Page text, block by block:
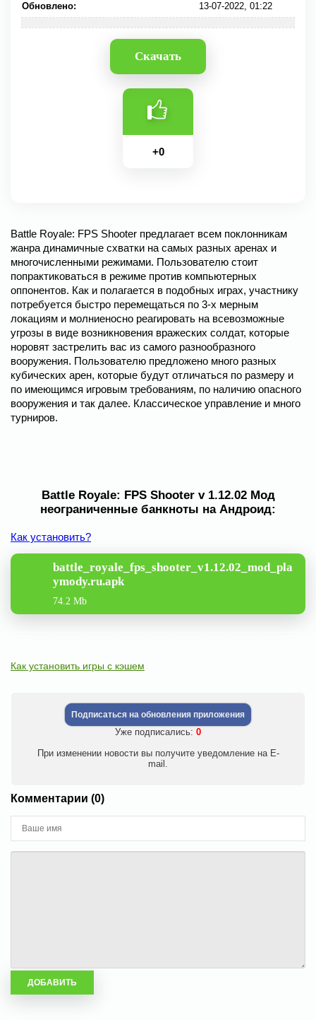
Обновлено: 13-07-2022, 01:22
Скачать
+0
Battle Royale: FPS Shooter предлагает всем поклонникам
жанра динамичные схватки на самых разных аренах и
многочисленными режимами. Пользователю стоит
попрактиковаться в режиме против компьютерных
оппонентов. Как и полагается в подобных играх, участнику
потребуется быстро перемещаться по 3-х мерным
локациям и молниеносно реагировать на всевозможные
угрозы в виде возникновения вражеских солдат, которые
норовят застрелить вас из самого разнообразного
вооружения. Пользователю предложено много разных
кубических арен, которые будут отличаться по размеру и
по имеющимся игровым требованиям, по наличию опасного
вооружения и так далее. Классическое управление и много
турниров.
Battle Royale: FPS Shooter v 1.12.02 Мод
неограниченные банкноты на Андроид:
Как установить?
battle_royale_fps_shooter_v1.12.02_mod_pla
ymody.ru.apk
74.2 Mb
Как установить игры с кэшем
Подписаться на обновления приложения
Уже подписались: 0
При изменении новости вы получите уведомление на E-
mail.
Комментарии (0)